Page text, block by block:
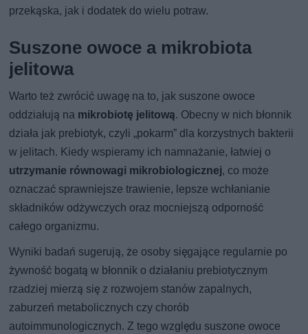
przekąska, jak i dodatek do wielu potraw.
Suszone owoce a mikrobiota
jelitowa
Warto też zwrócić uwagę na to, jak suszone owoce
oddziałują na mikrobiotę jelitową. Obecny w nich błonnik
działa jak prebiotyk, czyli „pokarm” dla korzystnych bakterii
w jelitach. Kiedy wspieramy ich namnażanie, łatwiej o
utrzymanie równowagi mikrobiologicznej, co może
oznaczać sprawniejsze trawienie, lepsze wchłanianie
składników odżywczych oraz mocniejszą odporność
całego organizmu.
Wyniki badań sugerują, że osoby sięgające regularnie po
żywność bogatą w błonnik o działaniu prebiotycznym
rzadziej mierzą się z rozwojem stanów zapalnych,
zaburzeń metabolicznych czy chorób
autoimmunologicznych. Z tego względu suszone owoce